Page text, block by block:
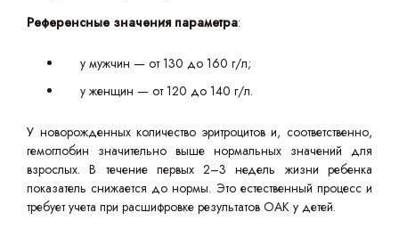
Референсные значения параметра:
у мужчин — от 130 до 160 г/л;
у женщин — от 120 до 140 г/л.
У новорожденных количество эритроцитов и, соответственно,
гемоглобин значительно выше нормальных значений для
взрослых. В течение первых 2–3 недель жизни ребенка
показатель снижается до нормы. Это естественный процесс и
требует учета при расшифровке результатов ОАК у детей.